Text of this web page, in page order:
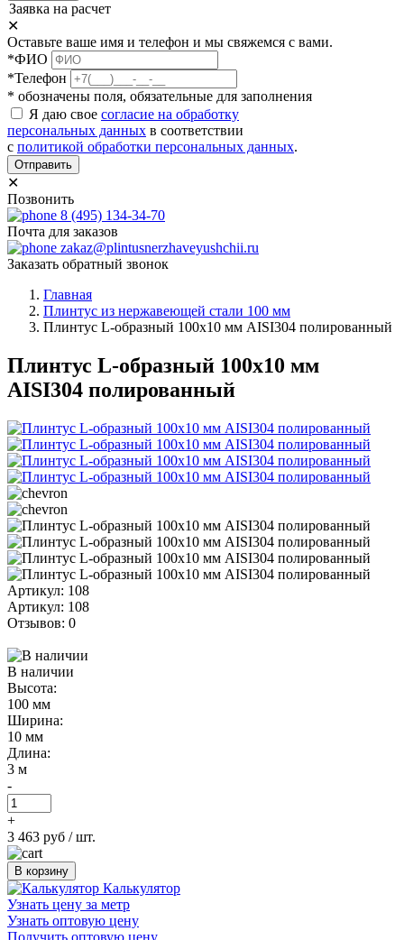
Заявка на расчет
✕
Оставьте ваше имя и телефон и мы свяжемся с вами.
*ФИО
*Телефон
* обозначены поля, обязательные для заполнения
Я даю свое согласие на обработку
персональных данных в соответствии
с политикой обработки персональных данных.
Отправить
✕
Позвонить
8 (495) 134-34-70
Почта для заказов
zakaz@plintusnerzhaveyushchii.ru
Заказать обратный звонок
Главная
Плинтус из нержавеющей стали 100 мм
Плинтус L-образный 100х10 мм AISI304 полированный
Плинтус L-образный 100х10 мм
AISI304 полированный
Артикул: 108
Артикул: 108
Отзывов: 0
В наличии
Высота:
100 мм
Ширина:
10 мм
Длина:
3 м
-
+
3 463 руб / шт.
В корзину
Калькулятор
Узнать цену за метр
Узнать оптовую цену
Получить оптовую цену